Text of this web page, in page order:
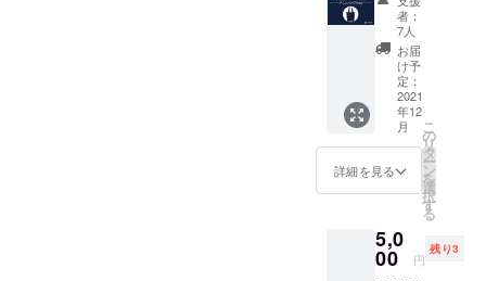
欄にご
希望の
お名前
をご記
入くだ
さい。
（※ニッ
クネー
ム可）
[Navy]
✔︎ やわ
らかい
13ozデ
ニム素
材 ✔︎ ユ
ニセッ
クス ✔︎
A4サイ
ズ・
ノート
可能 ✔︎
タオル
や着替
者：
7人
お届
け予
定：
2021
年12
月
詳細を見る
こ
の
リ
タ
ー
ン
を
選
択
す
る
5,0
00 円
残り3